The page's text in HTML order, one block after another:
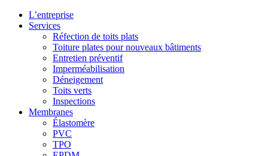
L’entreprise
Services
Réfection de toits plats
Toiture plates pour nouveaux bâtiments
Entretien préventif
Imperméabilisation
Déneigement
Toits verts
Inspections
Membranes
Élastomère
PVC
TPO